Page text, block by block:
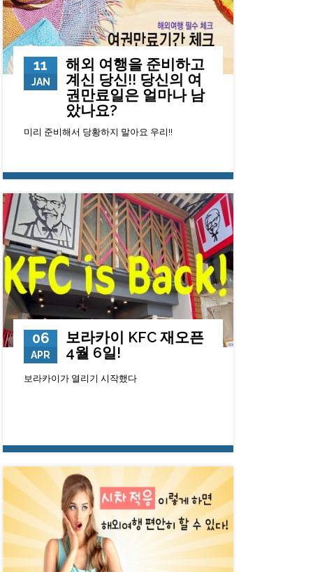
11
JAN
해외 여행을 준비하고
계신 당신!! 당신의 여
권만료일은 얼마나 남
았나요?
미리 준비해서 당황하지 말아요 우리!!
113269 0 23
06
APR
보라카이 KFC 재오픈
4월 6일!
보라카이가 열리기 시작했다
76017 0 23